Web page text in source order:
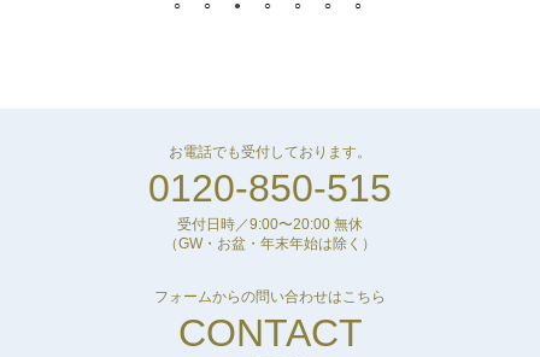
お電話でも受付しております。
0120-850-515
受付日時／9:00〜20:00 無休
（GW・お盆・年末年始は除く）
フォームからの問い合わせはこちら
CONTACT